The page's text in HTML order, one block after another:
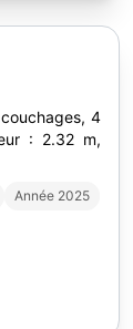
4
: 2.32 m,
Année 2025